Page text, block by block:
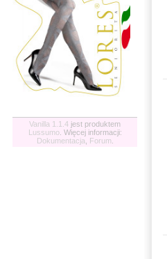
Vanilla 1.1.4 jest produktem
Lussumo. Więcej informacji:
Dokumentacja
Forum